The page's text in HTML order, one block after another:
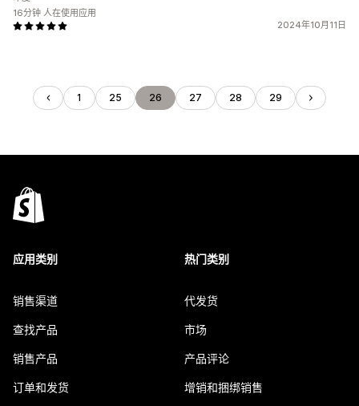
2024年10月11日
16分钟 人在使用应用
1 25 26 27 28 29
应用类别
销售渠道
查找产品
销售产品
订单和发货
热门类别
代发货
市场
产品评论
增销和捆绑销售